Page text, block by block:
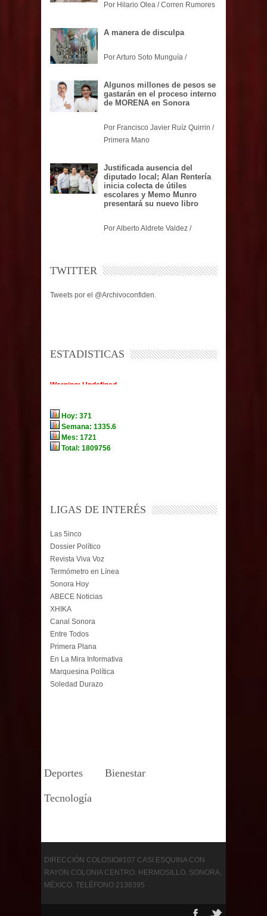
Por Hilario Olea / Corren Rumores
A manera de disculpa
Por Arturo Soto Munguía /
Algunos millones de pesos se
gastarán en el proceso interno
de MORENA en Sonora
Por Francisco Javier Ruíz Quirrin /
Primera Mano
Justificada ausencia del
diputado local; Alan Rentería
inicia colecta de útiles
escolares y Memo Munro
presentará su nuevo libro
Por Alberto Aldrete Valdez /
TWITTER
Tweets por el @Archivoconfiden.
ESTADISTICAS
LIGAS DE INTERÉS
Las 5inco
Dossier Político
Revista Viva Voz
Termómetro en Línea
Sonora Hoy
ABECE Noticias
XHIKA
Canal Sonora
Entre Todos
Primera Plana
En La Mira Informativa
Marquesina Política
Soledad Durazo
Deportes Bienestar
Tecnología
DIRECCIÓN COLOSIO#107 CASI ESQUINA CON
RAYON COLONIA CENTRO. HERMOSILLO, SONORA,
MÉXICO. TELÉFONO 2138395